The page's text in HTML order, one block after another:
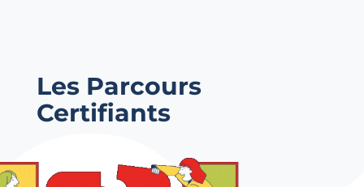
Les Parcours
Certifiants